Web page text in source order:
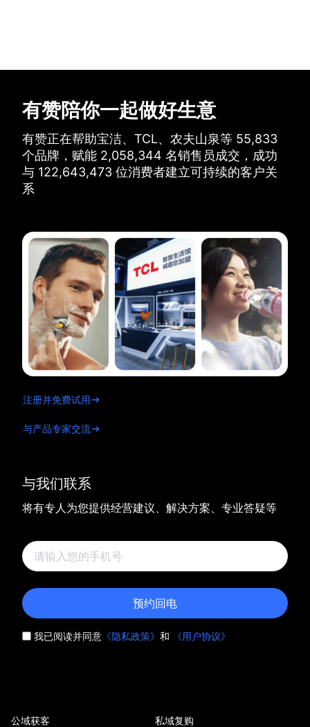
有赞陪你一起做好生意
有赞正在帮助宝洁、TCL、农夫山泉等 55,833
个品牌， 赋能 2,058,344 名销售员成交， 成功
与 122,643,473 位消费者建立可持续的客户关
系
与我们联系
将有专人为您提供经营建议、解决方案、专业答疑等
预约回电
我已阅读并同意 《隐私政策》 和 《用户协议》
注册并免费试用
与产品专家交流
公域获客 私域复购